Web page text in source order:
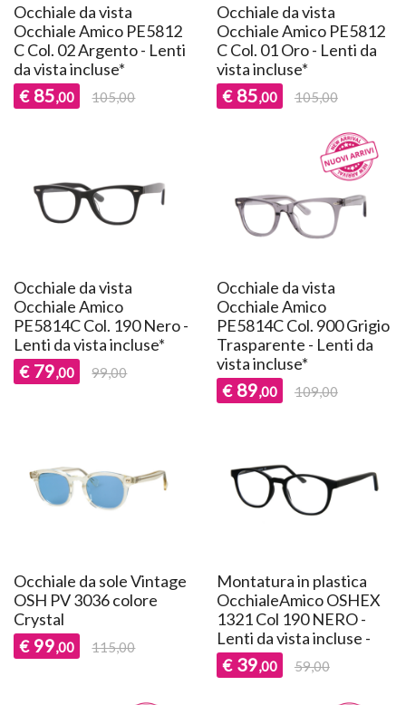
Occhiale da vista
Occhiale Amico PE5812
C Col. 02 Argento - Lenti
da vista incluse*
€ 85,00 105,00
Occhiale da vista
Occhiale Amico PE5812
C Col. 01 Oro - Lenti da
vista incluse*
€ 85,00 105,00
Occhiale da vista
Occhiale Amico
PE5814C Col. 190 Nero -
Lenti da vista incluse*
€ 79,00 99,00
Occhiale da vista
Occhiale Amico
PE5814C Col. 900 Grigio
Trasparente - Lenti da
vista incluse*
€ 89,00 109,00
Occhiale da sole Vintage
OSH PV 3036 colore
Crystal
€ 99,00 115,00
Montatura in plastica
OcchialeAmico OSHEX
1321 Col 190 NERO -
Lenti da vista incluse -
€ 39,00 59,00